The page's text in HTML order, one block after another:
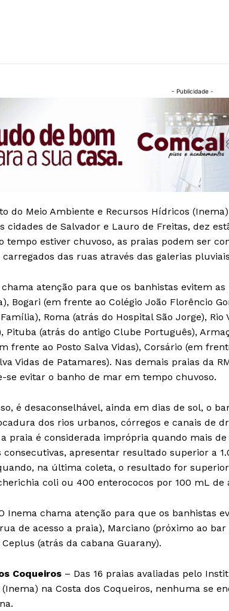
- Publicidade -
do Meio Ambiente e Recursos Hídricos
cidades de Salvador e Lauro de Freitas, dez
tempo estiver chuvoso, as praias podem ser
carregados das ruas através das galerias
atenção para que os banhistas evitem
Bogari (em frente ao Colégio João Florêncio
Roma (atrás do Hospital São Jorge),
Pituba (atrás do antigo Clube Português),
frente ao Posto Salva Vidas), Corsário (em
Vidas de Patamares). Nas demais praias da
se evitar o banho de mar em tempo chuvoso.
é desaconselhável, ainda em dias de sol, o
dos rios urbanos, córregos e canais de
praia é considerada imprópria quando mais
consecutivas, apresentar resultado superior a
na última coleta, o resultado for
coli ou 400 enterococos por 100 mL de
Inema chama atenção para que os banhistas
de acesso a praia), Marciano (próximo ao
(atrás da cabana Guarany).
Coqueiros – Das 16 praias avaliadas pelo
(Inema) na Costa dos Coqueiros, nenhuma se